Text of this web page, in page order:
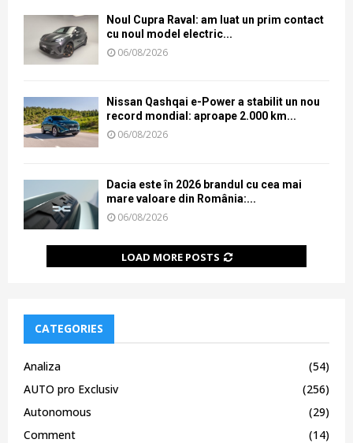
Noul Cupra Raval: am luat un prim contact
cu noul model electric...
06/08/2026
Nissan Qashqai e-Power a stabilit un nou
record mondial: aproape 2.000 km...
06/08/2026
Dacia este în 2026 brandul cu cea mai
mare valoare din România:...
06/08/2026
LOAD MORE POSTS
CATEGORIES
Analiza
(54)
AUTO pro Exclusiv
(256)
Autonomous
(29)
Comment
(14)